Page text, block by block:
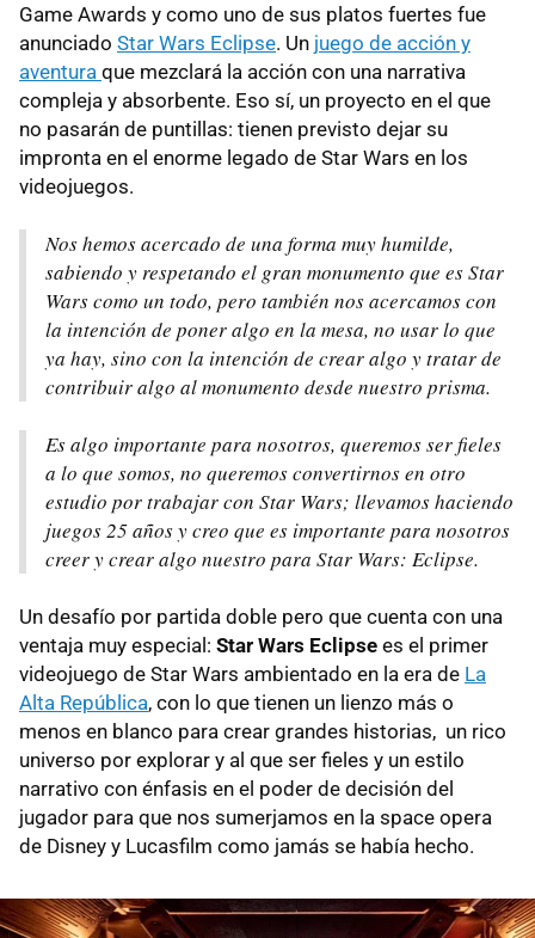
Game Awards y como uno de sus platos fuertes fue
anunciado Star Wars Eclipse. Un juego de acción y
aventura que mezclará la acción con una narrativa
compleja y absorbente. Eso sí, un proyecto en el que
no pasarán de puntillas: tienen previsto dejar su
impronta en el enorme legado de Star Wars en los
videojuegos.
Nos hemos acercado de una forma muy humilde,
sabiendo y respetando el gran monumento que es Star
Wars como un todo, pero también nos acercamos con
la intención de poner algo en la mesa, no usar lo que
ya hay, sino con la intención de crear algo y tratar de
contribuir algo al monumento desde nuestro prisma.
Es algo importante para nosotros, queremos ser fieles
a lo que somos, no queremos convertirnos en otro
estudio por trabajar con Star Wars; llevamos haciendo
juegos 25 años y creo que es importante para nosotros
creer y crear algo nuestro para Star Wars: Eclipse.
Un desafío por partida doble pero que cuenta con una
ventaja muy especial: Star Wars Eclipse es el primer
videojuego de Star Wars ambientado en la era de La
Alta República, con lo que tienen un lienzo más o
menos en blanco para crear grandes historias, un rico
universo por explorar y al que ser fieles y un estilo
narrativo con énfasis en el poder de decisión del
jugador para que nos sumerjamos en la space opera
de Disney y Lucasfilm como jamás se había hecho.